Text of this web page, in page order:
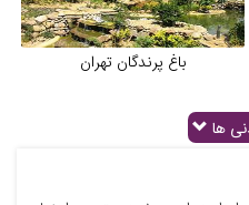
باغ پرندگان تهران
ها